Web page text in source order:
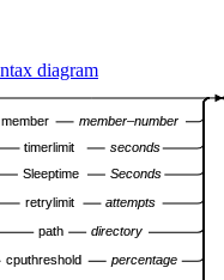
member
member–number
timerlimit
seconds
Sleeptime
Seconds
retrylimit
attempts
path
directory
cputhreshold
percentage